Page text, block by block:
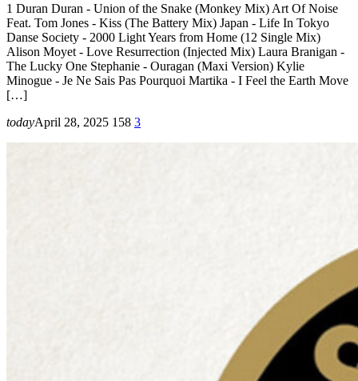
1 Duran Duran - Union of the Snake (Monkey Mix) Art Of Noise
Feat. Tom Jones - Kiss (The Battery Mix) Japan - Life In Tokyo
Danse Society - 2000 Light Years from Home (12 Single Mix)
Alison Moyet - Love Resurrection (Injected Mix) Laura Branigan -
The Lucky One Stephanie - Ouragan (Maxi Version) Kylie
Minogue - Je Ne Sais Pas Pourquoi Martika - I Feel the Earth Move
[…]
todayApril 28, 2025 158 3